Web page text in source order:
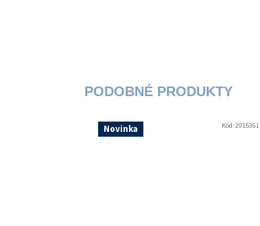
Novinka Kód:2015361